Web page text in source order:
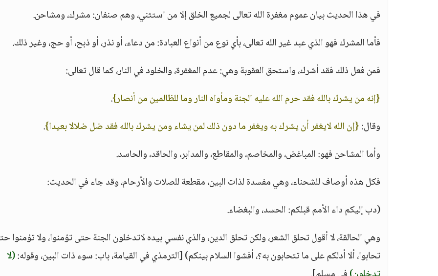
في هذا الحديث بيان عموم مغفرة الله تعالى لجميع الخلق إلا من استثني، وهم صنفان: مشرك، ومشاحن.
فأما المشرك فهو الذي عبد غير الله تعالى، بأي نوع من أنواع العبادة: من دعاء، أو نذر، أو ذبح، أو حج، وغير ذلك.
فمن فعل ذلك فقد أشرك، واستحق العقوبة وهي: عدم المغفرة، والخلود في النار، كما قال تعالى:
{إنه من يشرك بالله فقد حرم الله عليه الجنة ومأواه النار وما للظالمين من أنصار}.
وقال:{إن الله لايغفر أن يشرك به ويغفر ما دون ذلك لمن يشاء ومن يشرك بالله فقد ضل ضلالا بعيدا}.
وأما المشاحن فهو: المباغض، والمخاصم، والمقاطع، والمدابر، والحاقد، والحاسد.
فكل هذه أوصاف للشحناء، وهي مفسدة لذات البين، مقطعة للصلات والأرحام، وقد جاء في الحديث:
(دب إليكم داء الأمم قبلكم: الحسد، والبغضاء.
وهي الحالقة، لا أقول تحلق الشعر، ولكن تحلق الدين، والذي نفسي بيده لاتدخلون الجنة حتى تؤمنوا، ولا تؤمنوا
تحابوا، ألا أدلكم على ما تتحابون به؟، أفشوا السلام بينكم) [الترمذي في القيامة، باب: سوء ذات البين، وقوله:(لا